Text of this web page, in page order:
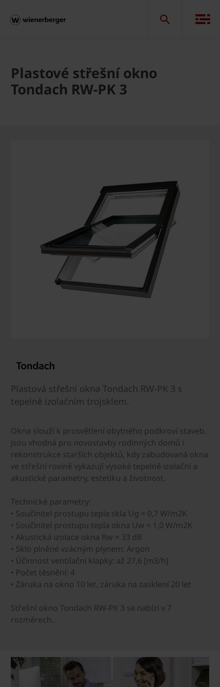
Plastové střešní okno
Tondach RW-PK 3
Plastová střešní okna Tondach RW-PK 3 s
tepelně izolačním trojsklem.
Okna slouží k prosvětlení obytného podkroví staveb.
Jsou vhodná pro novostavby rodinných domů i
rekonstrukce starších objektů, kdy zabudovaná okna
ve střešní rovině vykazují vysoké tepelně izolační a
akustické parametry, estetiku a životnost.
Technické parametry:
• Součinitel prostupu tepla skla Ug = 0,7 W/m2K
• Součinitel prostupu tepla okna Uw = 1,0 W/m2K
• Akustická izolace okna Rw = 33 dB
• Sklo plněné vzácným plynem: Argon
• Účinnost ventilační klapky: až 27,6 [m3/h]
• Počet těsnění: 4
• Záruka na okno 10 let, záruka na zasklení 20 let
Střešní okno Tondach RW-PK 3 se nabízí v 7
rozměrech.